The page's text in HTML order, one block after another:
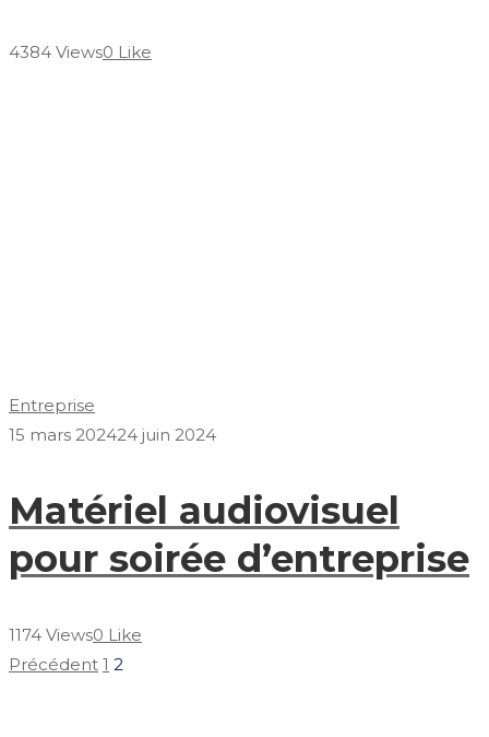
4384 Views0 Like
Entreprise
15 mars 202424 juin 2024
Matériel audiovisuel
pour soirée d’entreprise
1174 Views0 Like
Précédent 1 2